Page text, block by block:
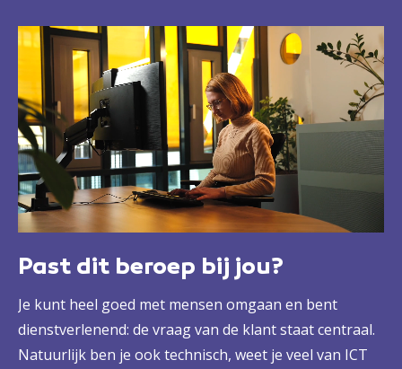
cyberaanvallen. Dat betekent soms flink doorwerken,
alleen of in een team, maar die verantwoordelijkheid
kun jij goed dragen.
Past dit beroep bij jou?
Je kunt heel goed met mensen omgaan en bent
dienstverlenend: de vraag van de klant staat centraal.
Natuurlijk ben je ook technisch, weet je veel van ICT